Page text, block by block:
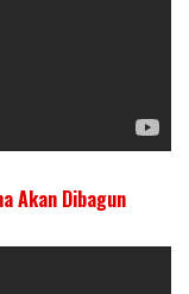
Akan Dibagun